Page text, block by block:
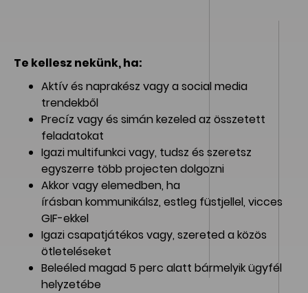
Te kellesz nekünk, ha:
Aktív és naprakész vagy a social media
trendekből
Precíz vagy és simán kezeled az összetett
feladatokat
Igazi multifunkci vagy, tudsz és szeretsz
egyszerre több projecten dolgozni
Akkor vagy elemedben, ha
írásban kommunikálsz, estleg füstjellel, vicces
GIF-ekkel
Igazi csapatjátékos vagy, szereted a közös
ötleteléseket
Beleéled magad 5 perc alatt bármelyik ügyfél
helyzetébe